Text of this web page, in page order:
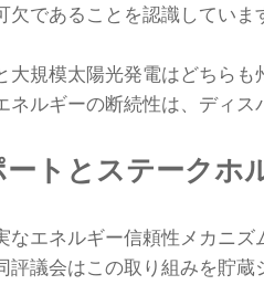
欠であることを認識していま
大規模太陽光発電はどちら
ネルギーの断続性は、ディス
トとステークホ
なエネルギー信頼性メカニ
評議会はこの取り組みを貯